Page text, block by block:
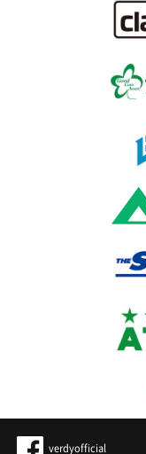
verdyofficial